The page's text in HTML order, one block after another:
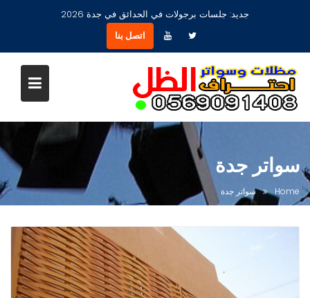
جديد: جلسات برجولات في الحدائق في جدة 2026
اتصل بنا
سواتر جدة
Home سواتر جدة